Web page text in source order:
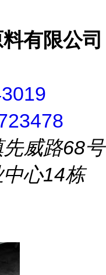
有限公司
威路68号
心14栋